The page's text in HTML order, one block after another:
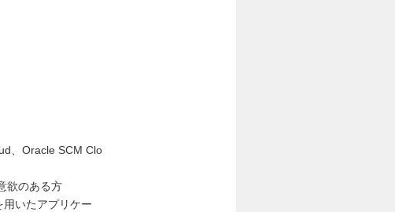
、Oracle SCM Clo
欲のある方
いたアプリケー